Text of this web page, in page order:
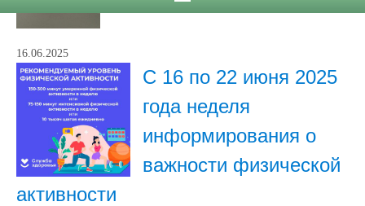
16.06.2025
С 16 по 22 июня 2025
года неделя
информирования о
важности физической
активности